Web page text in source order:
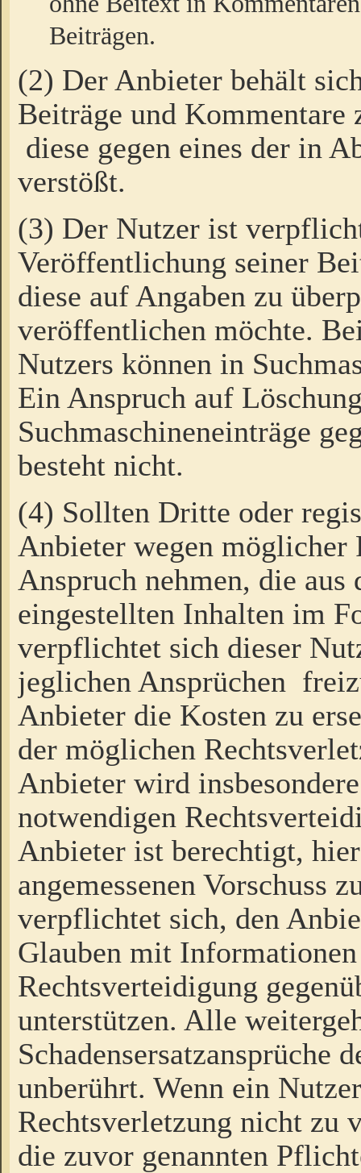
Beiträgen.
(2) Der Anbieter behält
Beiträge und Kommentare
diese gegen eines der in
verstößt.
(3) Der Nutzer ist
Veröffentlichung seiner
diese auf Angaben zu
veröffentlichen möchte.
Nutzers können in
Ein Anspruch auf
Suchmaschineneinträge
besteht nicht.
(4) Sollten Dritte oder
Anbieter wegen möglicher
Anspruch nehmen, die
eingestellten Inhalten im
verpflichtet sich dieser
jeglichen Ansprüchen
Anbieter die Kosten zu
der möglichen
Anbieter wird
notwendigen
Anbieter ist berechtigt,
angemessenen Vorschuss
verpflichtet sich, den
Glauben mit
Rechtsverteidigung
unterstützen. Alle
Schadensersatzansprüche
unberührt. Wenn ein
Rechtsverletzung nicht zu
die zuvor genannten